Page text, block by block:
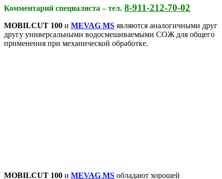
Комментарий специалиста – тел. 8-911-212-70-02
MOBILCUT 100 и MEVAG MS являются аналогичными друг
другу универсальными водосмешиваемыми СОЖ для общего
применения при механической обработке.
MOBILCUT 100 и MEVAG MS обладают хорошей